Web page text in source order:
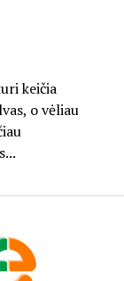
keičia
o vėliau